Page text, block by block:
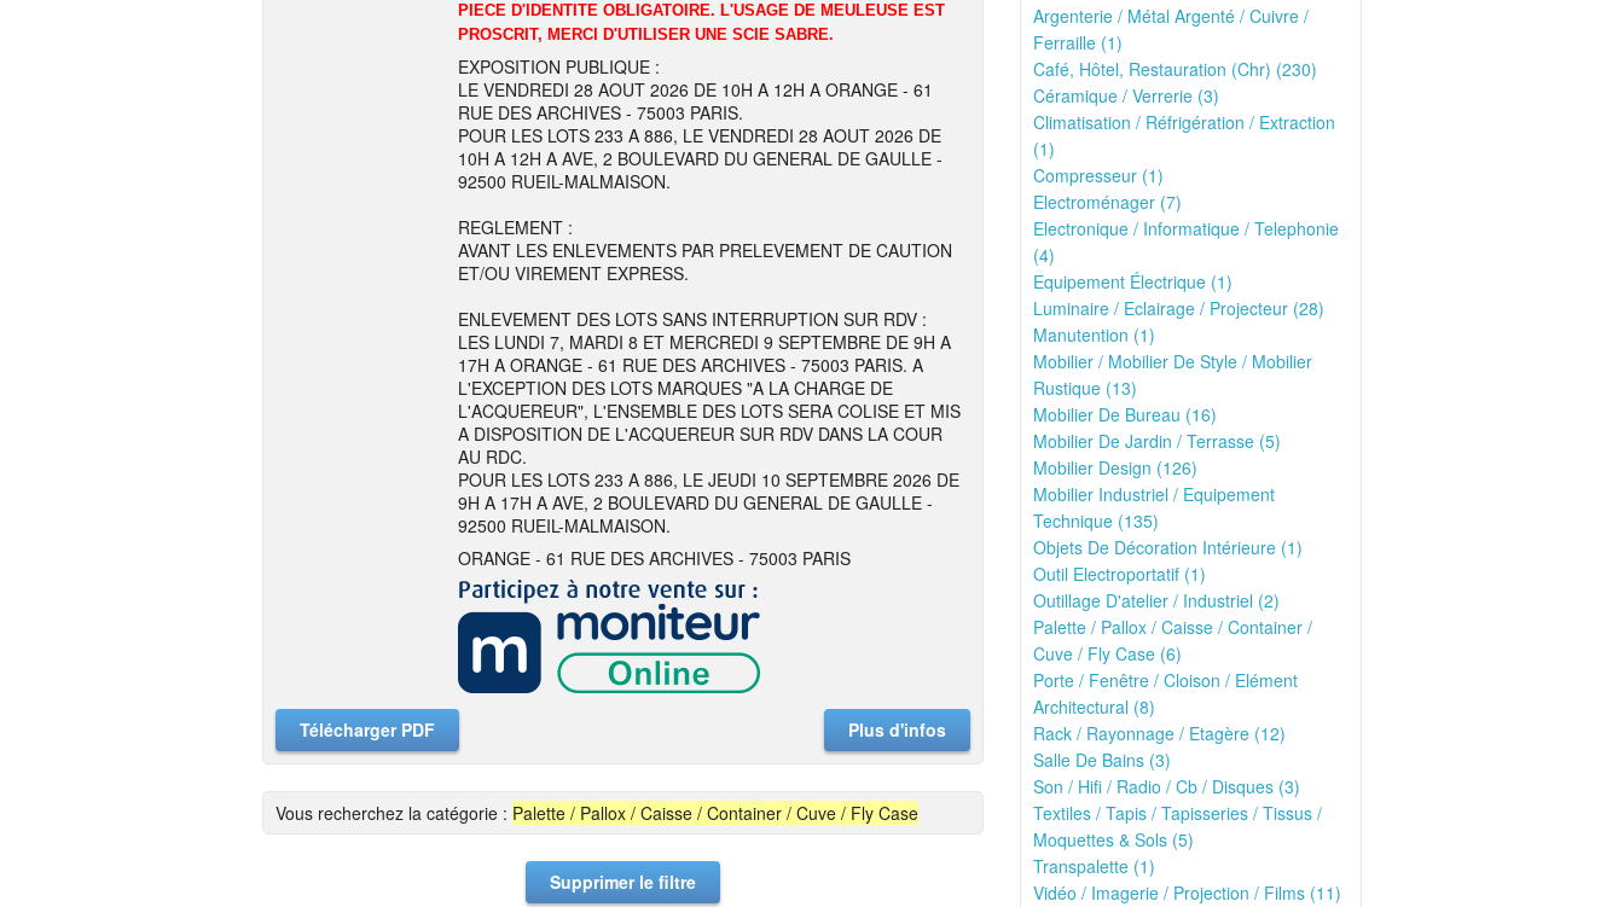
PIECE D'IDENTITE OBLIGATOIRE. L'USAGE DE MEULEUSE EST
PROSCRIT, MERCI D'UTILISER UNE SCIE SABRE.
EXPOSITION PUBLIQUE :
LE VENDREDI 28 AOUT 2026 DE 10H A 12H A ORANGE - 61
RUE DES ARCHIVES - 75003 PARIS.
POUR LES LOTS 233 A 886, LE VENDREDI 28 AOUT 2026 DE
10H A 12H A AVE, 2 BOULEVARD DU GENERAL DE GAULLE -
92500 RUEIL-MALMAISON.
REGLEMENT :
AVANT LES ENLEVEMENTS PAR PRELEVEMENT DE CAUTION
ET/OU VIREMENT EXPRESS.
ENLEVEMENT DES LOTS SANS INTERRUPTION SUR RDV :
LES LUNDI 7, MARDI 8 ET MERCREDI 9 SEPTEMBRE DE 9H A
17H A ORANGE - 61 RUE DES ARCHIVES - 75003 PARIS. A
L'EXCEPTION DES LOTS MARQUES "A LA CHARGE DE
L'ACQUEREUR", L'ENSEMBLE DES LOTS SERA COLISE ET MIS
A DISPOSITION DE L'ACQUEREUR SUR RDV DANS LA COUR
AU RDC.
POUR LES LOTS 233 A 886, LE JEUDI 10 SEPTEMBRE 2026 DE
9H A 17H A AVE, 2 BOULEVARD DU GENERAL DE GAULLE -
92500 RUEIL-MALMAISON.
ORANGE - 61 RUE DES ARCHIVES - 75003 PARIS
Télécharger PDF Plus d'infos
Vous recherchez la catégorie : Palette / Pallox / Caisse / Container / Cuve / Fly Case
Supprimer le filtre
Argenterie / Métal Argenté / Cuivre /
Ferraille (1)
Café, Hôtel, Restauration (Chr) (230)
Céramique / Verrerie (3)
Climatisation / Réfrigération / Extraction
(1)
Compresseur (1)
Electroménager (7)
Electronique / Informatique / Telephonie
(4)
Equipement Électrique (1)
Luminaire / Eclairage / Projecteur (28)
Manutention (1)
Mobilier / Mobilier De Style / Mobilier
Rustique (13)
Mobilier De Bureau (16)
Mobilier De Jardin / Terrasse (5)
Mobilier Design (126)
Mobilier Industriel / Equipement
Technique (135)
Objets De Décoration Intérieure (1)
Outil Electroportatif (1)
Outillage D'atelier / Industriel (2)
Palette / Pallox / Caisse / Container /
Cuve / Fly Case (6)
Porte / Fenêtre / Cloison / Elément
Architectural (8)
Rack / Rayonnage / Etagère (12)
Salle De Bains (3)
Son / Hifi / Radio / Cb / Disques (3)
Textiles / Tapis / Tapisseries / Tissus /
Moquettes & Sols (5)
Transpalette (1)
Vidéo / Imagerie / Projection / Films (11)